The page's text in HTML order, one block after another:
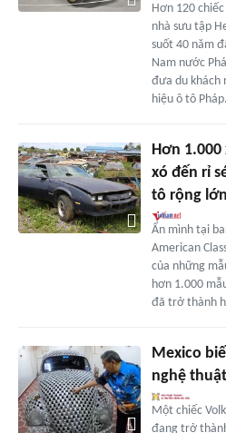
Hơn 120
nhà sưu tập
suốt 40 năm
Nam nước
đưa du khách
hiệu ô tô Pháp.
Hơn
xó đến rỉ
tô rộng lớn
Ẩn mình tại
American
của những
hơn 1.000
đã trở thành
Mexico
nghệ
Một chiếc
đang trở